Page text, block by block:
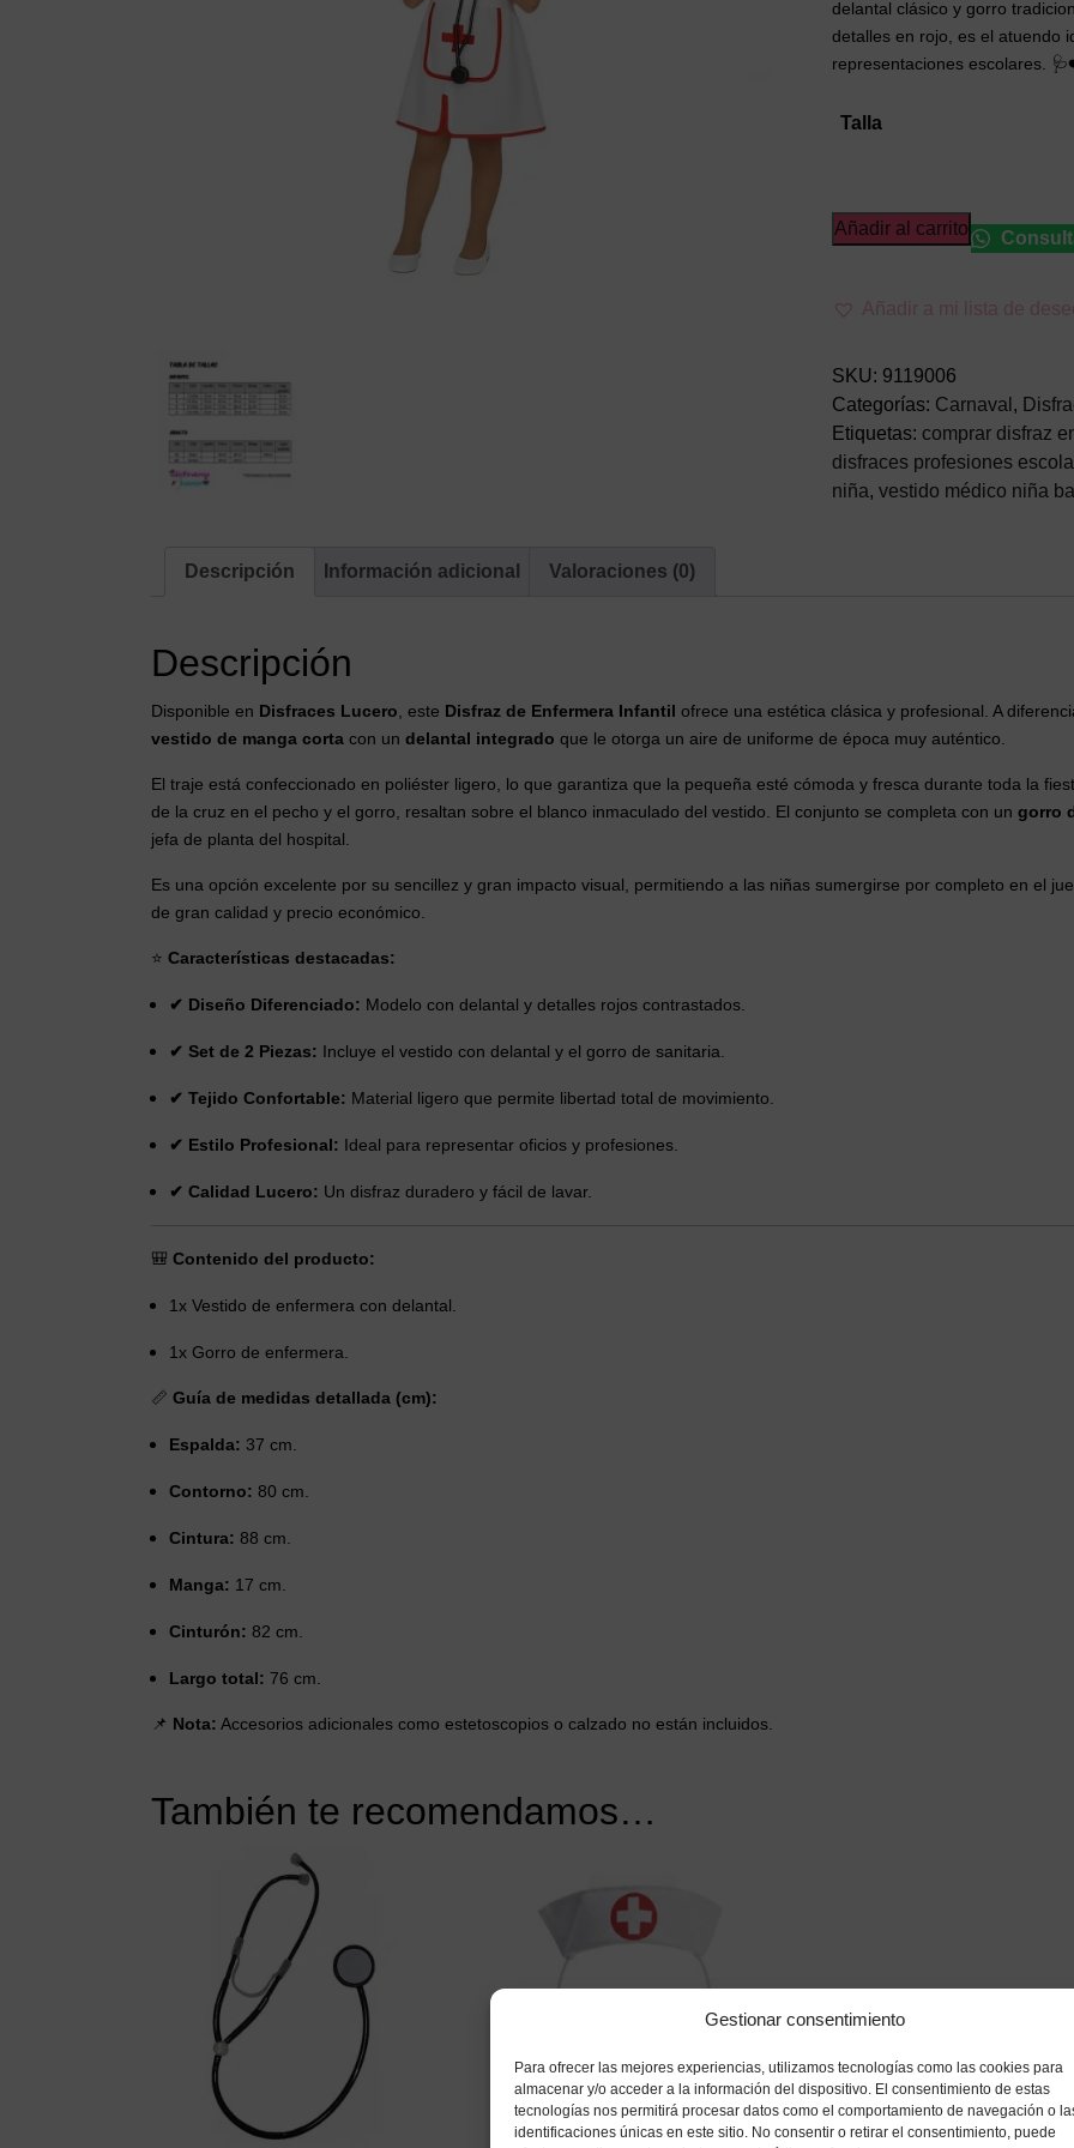
Gestionar consentimiento
Para ofrecer las mejores experiencias, utilizamos tecnologías como las cookies para
almacenar y/o acceder a la información del dispositivo. El consentimiento de estas
tecnologías nos permitirá procesar datos como el comportamiento de navegación o
identificaciones únicas en este sitio. No consentir o retirar el consentimiento, puede
delantal clásico y gorro
detalles en rojo, es el atuendo
representaciones escolares.
Talla
Disfraz
de
Infantil
–
Traje
de
Sanitaria
Añadir al carrito
Añadir a mi lista de
SKU: 9119006
Categorías: Carnaval ,
Etiquetas: comprar disfraz
disfraces profesiones
niña, vestido médico niña
Descripción Información adicional Valoraciones (0)
Descripción
Disponible en Disfraces Lucero , este Disfraz de Enfermera Infantil ofrece una estética clásica y profesional. A
vestido de manga corta con un delantal integrado que le otorga un aire de uniforme de época muy auténtico.
El traje está confeccionado en poliéster ligero, lo que garantiza que la pequeña esté cómoda y fresca durante toda la
de la cruz en el pecho y el gorro, resaltan sobre el blanco inmaculado del vestido. El conjunto se completa con un gorro
jefa de planta del hospital.
Es una opción excelente por su sencillez y gran impacto visual, permitiendo a las niñas sumergirse por completo en el
de gran calidad y precio económico.
⭐ Características destacadas:
✔ Diseño Diferenciado: Modelo con delantal y detalles rojos contrastados.
✔ Set de 2 Piezas: Incluye el vestido con delantal y el gorro de sanitaria.
✔ Tejido Confortable: Material ligero que permite libertad total de movimiento.
✔ Estilo Profesional: Ideal para representar oficios y profesiones.
✔ Calidad Lucero: Un disfraz duradero y fácil de lavar.
🎒 Contenido del producto:
1x Vestido de enfermera con delantal.
1x Gorro de enfermera.
📏 Guía de medidas detallada (cm):
Espalda: 37 cm.
Contorno: 80 cm.
Cintura: 88 cm.
Manga: 17 cm.
Cinturón: 82 cm.
Largo total: 76 cm.
📌 Nota: Accesorios adicionales como estetoscopios o calzado no están incluidos.
También te recomendamos…